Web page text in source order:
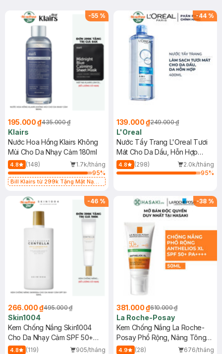
-55 %
195.000 ₫435.000 ₫
Klairs
Nước Hoa Hồng Klairs Không
Mùi Cho Da Nhạy Cảm 180ml
4.8 (148)
1.7k/tháng
95%
Bill Klairs từ 299k Tặng Mặt Nạ
25ml (SL Có Hạn)
-44 %
139.000 ₫249.000 ₫
L'Oreal
Nước Tẩy Trang L'Oreal Tươi
Mát Cho Da Dầu, Hỗn Hợp
400ml
4.8 (298)
2.0k/tháng
95%
-46 %
266.000 ₫495.000 ₫
Skin1004
Kem Chống Nắng Skin1004
Cho Da Nhạy Cảm SPF 50+
50ml
4.8 (119)
905/tháng
-38 %
381.000 ₫610.000 ₫
La Roche-Posay
Kem Chống Nắng La Roche-
Posay Phổ Rộng, Nâng Tông
Kiềm Dầu 50ml
4.9 (28)
676/tháng